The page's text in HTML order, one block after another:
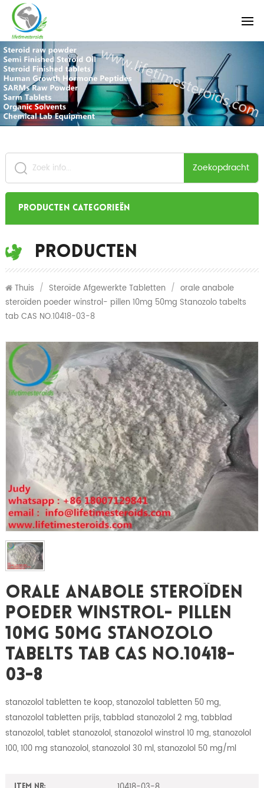
Zoekopdracht
Producten categorieën
Producten
Thuis / Steroïde Afgewerkte Tabletten / orale anabole
steroïden poeder winstrol- pillen 10mg 50mg Stanozolo tabelts
tab CAS NO.10418-03-8
Orale Anabole Steroïden
Poeder Winstrol- Pillen
10mg 50mg Stanozolo
Tabelts Tab CAS NO.10418-
03-8
stanozolol tabletten te koop, stanozolol tabletten 50 mg,
stanozolol tabletten prijs, tabblad stanozolol 2 mg, tabblad
stanozolol, tablet stanozolol, stanozolol winstrol 10 mg, stanozolol
100, 100 mg stanozolol, stanozolol 30 ml, stanozolol 50 mg/ml